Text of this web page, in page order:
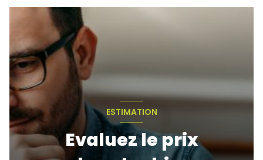
ESTIMATION
Evaluez le prix